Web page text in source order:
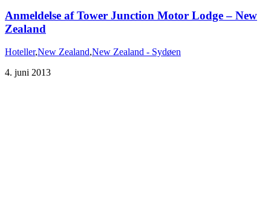
Anmeldelse af Tower Junction Motor Lodge – New
Zealand
Hoteller,New Zealand,New Zealand - Sydøen
4. juni 2013